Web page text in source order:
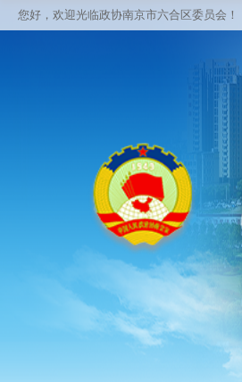
您好，欢迎光临政协南京市六合区委员会！